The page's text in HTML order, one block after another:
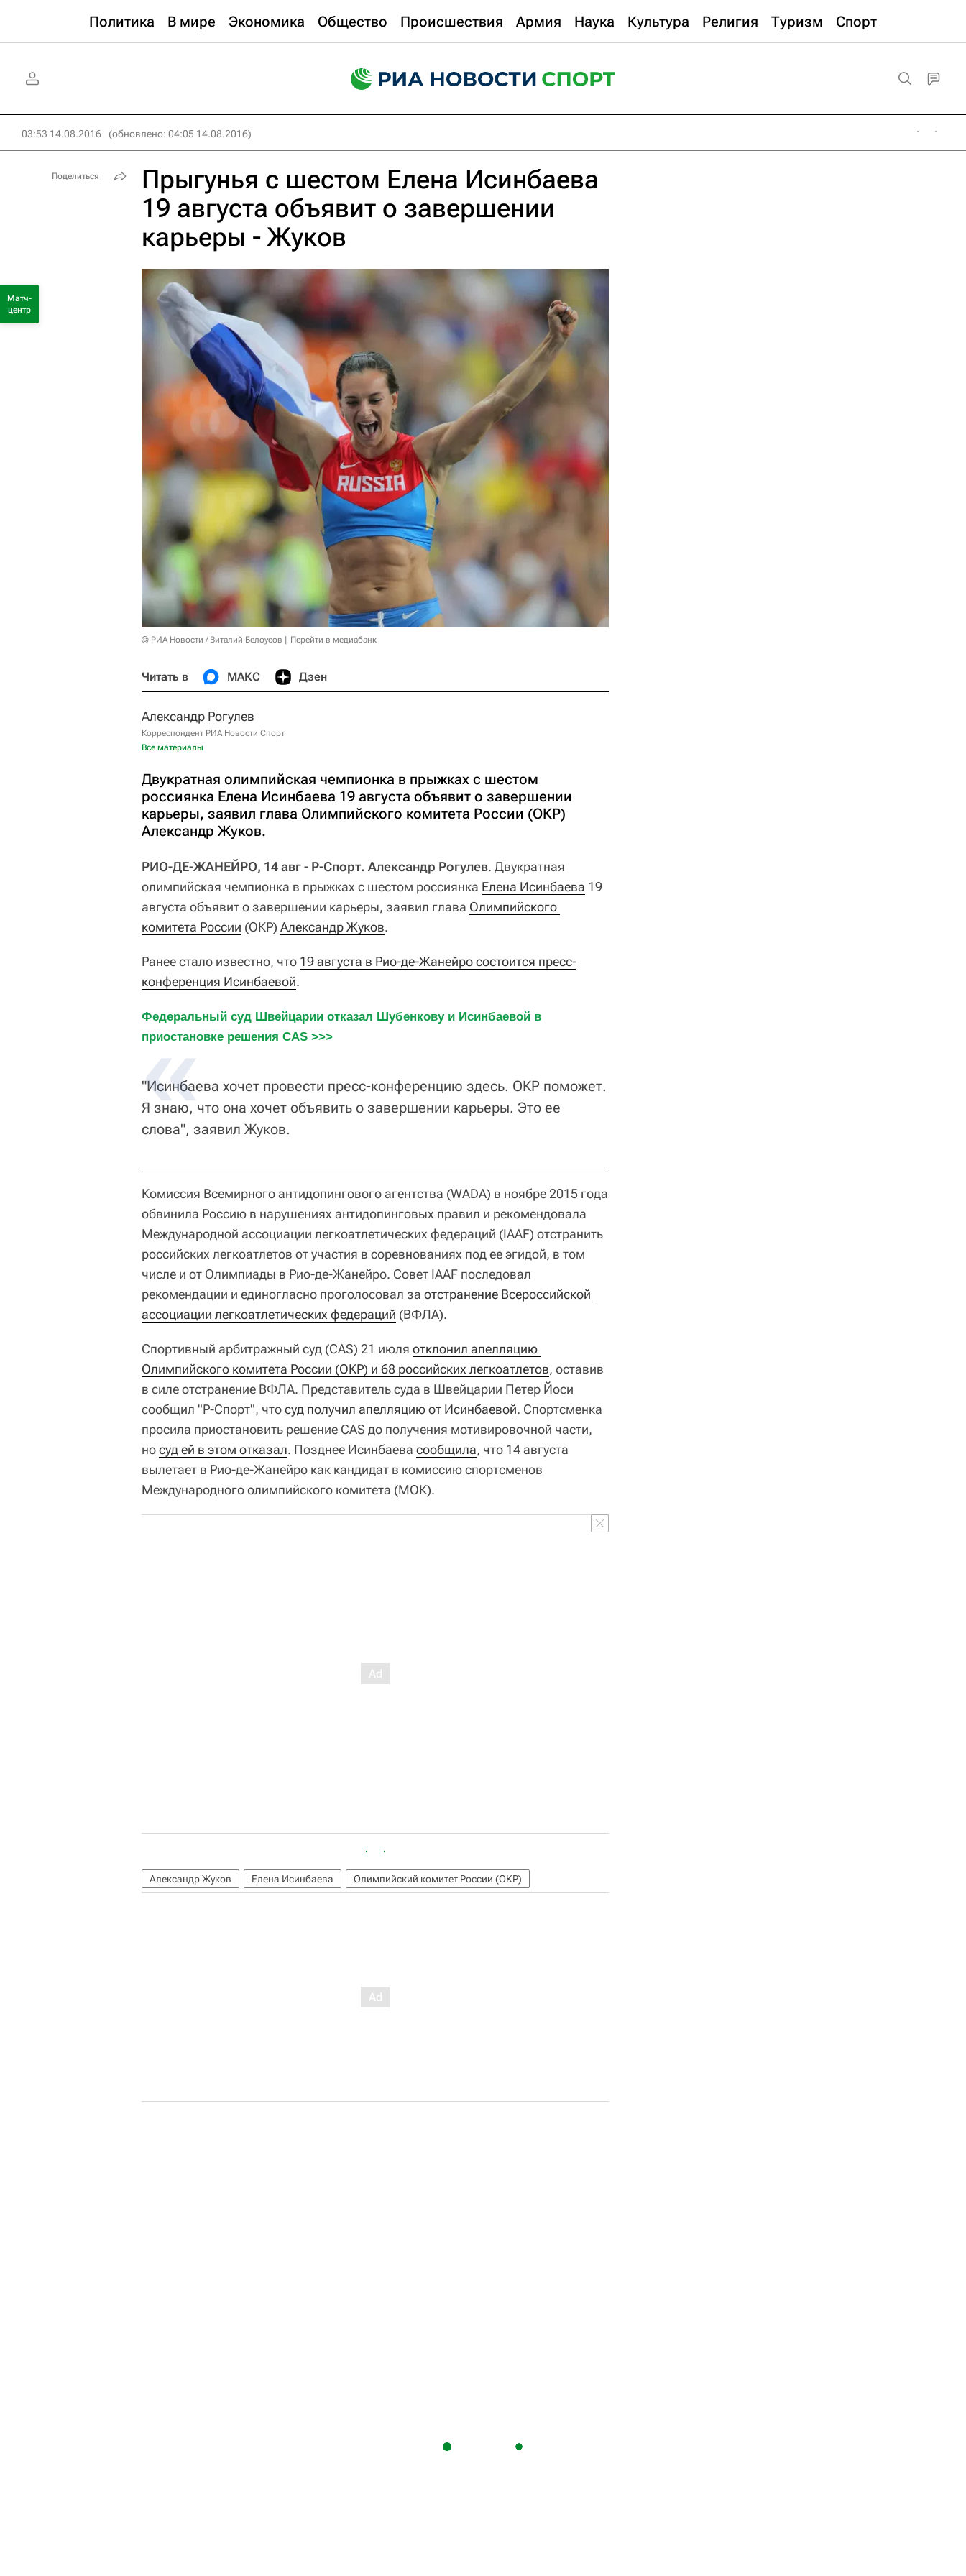
Политика В мире Экономика Общество Происшествия Армия Наука Культура Религия Туризм Спорт
03:53 14.08.2016 (обновлено: 04:05 14.08.2016)
Прыгунья с шестом Елена Исинбаева
19 августа объявит о завершении
карьеры - Жуков
© РИА Новости / Виталий Белоусов Перейти в медиабанк
Читать в МАКС Дзен
Александр Рогулев
Корреспондент РИА Новости Спорт
Все материалы
Двукратная олимпийская чемпионка в прыжках с шестом
россиянка Елена Исинбаева 19 августа объявит о завершении
карьеры, заявил глава Олимпийского комитета России (ОКР)
Александр Жуков.
РИО-ДЕ-ЖАНЕЙРО, 14 авг - Р-Спорт. Александр Рогулев. Двукратная
олимпийская чемпионка в прыжках с шестом россиянка Елена Исинбаева 19
августа объявит о завершении карьеры, заявил глава Олимпийского
комитета России (ОКР) Александр Жуков.
Ранее стало известно, что 19 августа в Рио-де-Жанейро состоится пресс-
конференция Исинбаевой.
Федеральный суд Швейцарии отказал Шубенкову и Исинбаевой в
приостановке решения CAS >>>
"Исинбаева хочет провести пресс-конференцию здесь. ОКР поможет.
Я знаю, что она хочет объявить о завершении карьеры. Это ее
слова", заявил Жуков.
Комиссия Всемирного антидопингового агентства (WADA) в ноябре 2015 года
обвинила Россию в нарушениях антидопинговых правил и рекомендовала
Международной ассоциации легкоатлетических федераций (IAAF) отстранить
российских легкоатлетов от участия в соревнованиях под ее эгидой, в том
числе и от Олимпиады в Рио-де-Жанейро. Совет IAAF последовал
рекомендации и единогласно проголосовал за отстранение Всероссийской
ассоциации легкоатлетических федераций (ВФЛА).
Спортивный арбитражный суд (CAS) 21 июля отклонил апелляцию
Олимпийского комитета России (ОКР) и 68 российских легкоатлетов, оставив
в силе отстранение ВФЛА. Представитель суда в Швейцарии Петер Йоси
сообщил "Р-Спорт", чтосуд получил апелляцию от Исинбаевой. Спортсменка
просила приостановить решение CAS до получения мотивировочной части,
носуд ей в этом отказал. Позднее Исинбаева сообщила, что 14 августа
вылетает в Рио-де-Жанейро как кандидат в комиссию спортсменов
Международного олимпийского комитета (МОК).
Александр Жуков Елена Исинбаева Олимпийский комитет России (ОКР)
Поделиться
Матч-
центр